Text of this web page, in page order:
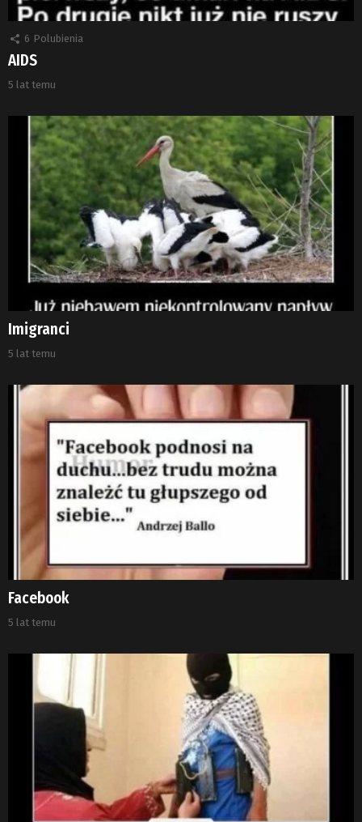
6 Polubienia
AIDS
5 lat temu
Imigranci
5 lat temu
Facebook
5 lat temu